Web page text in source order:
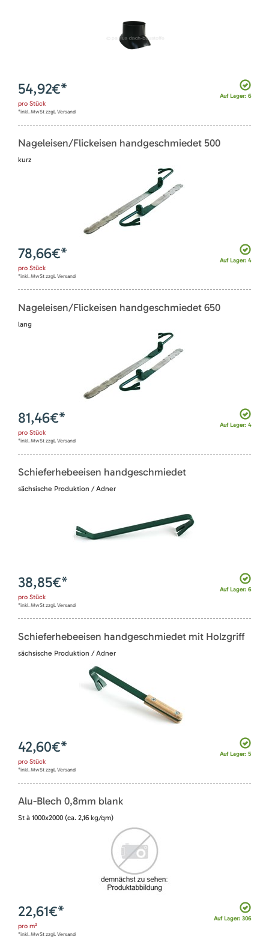
Auf Lager: 6
54,92€*
pro Stück
*inkl. MwSt zzgl. Versand
Nageleisen/Flickeisen handgeschmiedet 500
kurz
Auf Lager: 4
78,66€*
pro Stück
*inkl. MwSt zzgl. Versand
Nageleisen/Flickeisen handgeschmiedet 650
lang
Auf Lager: 4
81,46€*
pro Stück
*inkl. MwSt zzgl. Versand
Schieferhebeeisen handgeschmiedet
sächsische Produktion / Adner
Auf Lager: 6
38,85€*
pro Stück
*inkl. MwSt zzgl. Versand
Schieferhebeeisen handgeschmiedet mit Holzgriff
sächsische Produktion / Adner
Auf Lager: 5
42,60€*
pro Stück
*inkl. MwSt zzgl. Versand
Alu-Blech 0,8mm blank
St à 1000x2000 (ca. 2,16 kg/qm)
Auf Lager: 306
22,61€*
pro m²
*inkl. MwSt zzgl. Versand